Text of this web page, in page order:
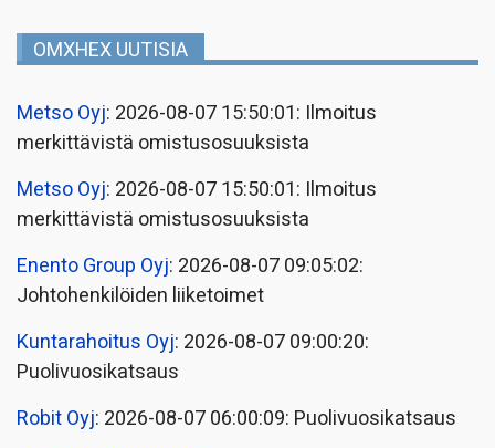
OMXHEX UUTISIA
Metso Oyj: 2026-08-07 15:50:01: Ilmoitus
merkittävistä omistusosuuksista
Metso Oyj: 2026-08-07 15:50:01: Ilmoitus
merkittävistä omistusosuuksista
Enento Group Oyj: 2026-08-07 09:05:02:
Johtohenkilöiden liiketoimet
Kuntarahoitus Oyj: 2026-08-07 09:00:20:
Puolivuosikatsaus
Robit Oyj: 2026-08-07 06:00:09: Puolivuosikatsaus